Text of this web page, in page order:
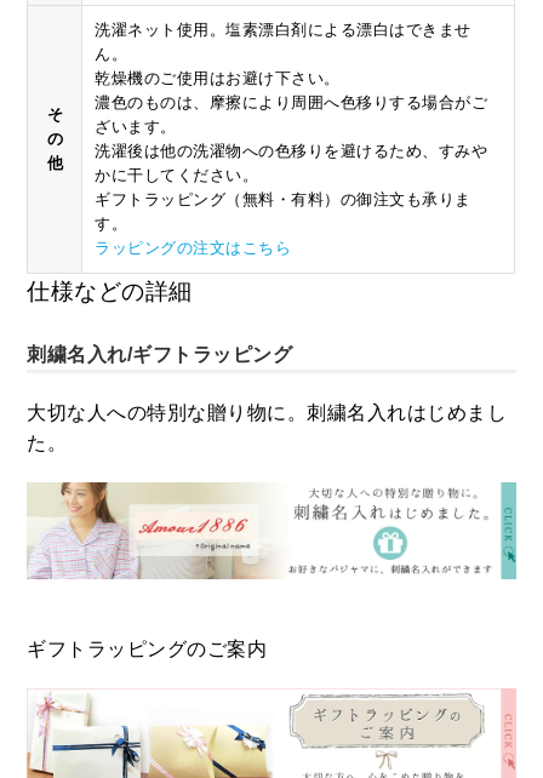
そ
の
他
洗濯ネット使用。塩素漂白剤による漂白はできませ
ん。
乾燥機のご使用はお避け下さい。
濃色のものは、摩擦により周囲へ色移りする場合がご
ざいます。
洗濯後は他の洗濯物への色移りを避けるため、すみや
かに干してください。
ギフトラッピング（無料・有料）の御注文も承りま
す。
ラッピングの注文はこちら
仕様などの詳細
刺繍名入れ/ギフトラッピング
大切な人への特別な贈り物に。刺繍名入れはじめまし
た。
ギフトラッピングのご案内